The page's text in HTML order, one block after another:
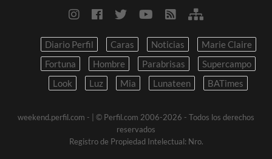
Diario Perfil Caras Noticias
Marie Claire
Fortuna
Hombre Parabrisas
Supercampo
Look
Luz Mia Lunateen BATimes
weekend.perfil.com -
| © Perfil.com 2006-2026 - Todos los derechos
reservados
Registro de Propiedad Intelectual: Nro.